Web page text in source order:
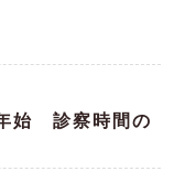
始 診察時間の